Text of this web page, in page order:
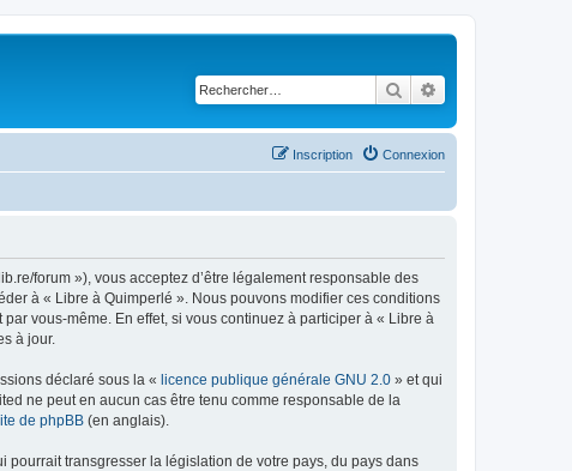
Rechercher
Connexion
Inscription
forum »), vous acceptez d’être légalement responsable des
à « Libre à Quimperlé ». Nous pouvons modifier ces conditions
vous-même. En effet, si vous continuez à participer à « Libre à
à jour.
déclaré sous la « licence publique générale GNU 2.0 » et qui
ne peut en aucun cas être tenu comme responsable de la
de phpBB (en anglais).
transgresser la législation de votre pays, du pays dans